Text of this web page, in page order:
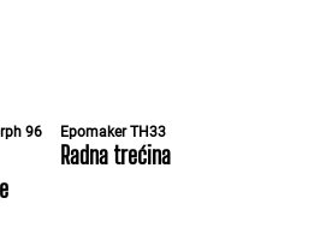
96
Epomaker TH33
Radna trećina